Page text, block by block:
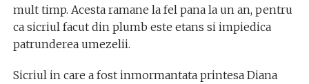
mult timp. Acesta ramane la fel pana la un an, pentru
ca sicriul facut din plumb este etans si impiedica
patrunderea umezelii.
Sicriul in care a fost inmormantata printesa Diana